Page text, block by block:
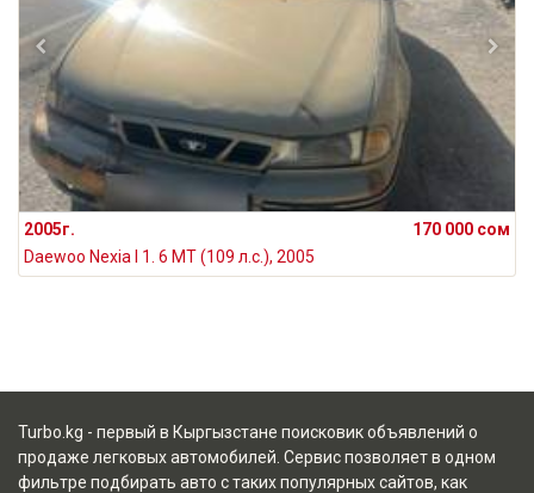
2005г.
170 000 сом
Daewoo Nexia I 1. 6 MT (109 л.с.), 2005
Turbo.kg - первый в Кыргызстане поисковик объявлений о
продаже легковых автомобилей. Сервис позволяет в одном
фильтре подбирать авто с таких популярных сайтов, как